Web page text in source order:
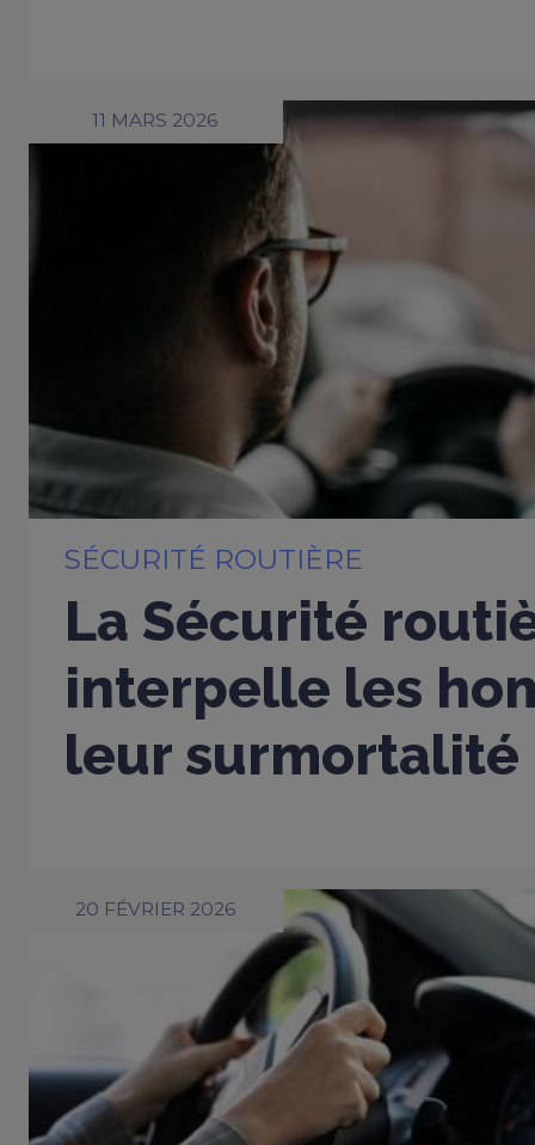
11 MARS 2026
SÉCURITÉ ROUTIÈRE
La Sécurité
interpelle les
leur
20 FÉVRIER 2026